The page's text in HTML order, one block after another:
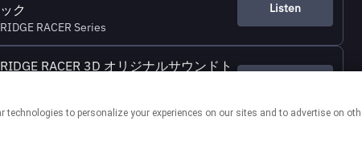
ック
RIDGE RACER Series
Listen
RIDGE RACER 3D オリジナルサウンドト